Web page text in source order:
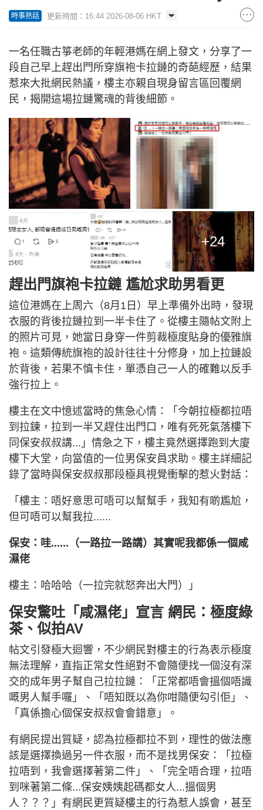
時事熱話 更新時間：16:44 2026-08-06 HKT
一名任職古箏老師的年輕港媽在網上發文，分享了一
段自己早上趕出門所穿旗袍卡拉鏈的奇葩經歷，結果
惹來大批網民熱議，樓主亦親自現身留言區回覆網
民，揭開這場拉鏈驚魂的背後細節。
+24
趕出門旗袍卡拉鏈 尷尬求助男看更
這位港媽在上周六（8月1日）早上準備外出時，發現
衣服的背後拉鏈拉到一半卡住了。從樓主隨帖文附上
的照片可見，她當日身穿一件剪裁極度貼身的優雅旗
袍。這類傳統旗袍的設計往往十分修身，加上拉鏈設
於背後，若果不慎卡住，單憑自己一人的確難以反手
強行拉上。
樓主在文中憶述當時的焦急心情：「今朝拉極都拉唔
到拉鍊，拉到一半又趕住出門口，唯有死死氣落樓下
同保安叔叔講...」情急之下，樓主竟然選擇跑到大廈
樓下大堂，向當值的一位男保安員求助。樓主詳細記
錄了當時與保安叔叔那段極具視覺衝擊的惹火對話：
「樓主：唔好意思可唔可以幫幫手，我知有啲尷尬，
但可唔可以幫我拉......
保安：哇......（一路拉一路講）其實呢我都係一個咸
濕佬
樓主：哈哈哈（一拉完就怒奔出大門）」
保安驚吐「咸濕佬」宣言 網民：極度綠
茶、似拍AV
帖文引發極大迴響，不少網民對樓主的行為表示極度
無法理解，直指正常女性絕對不會隨便找一個沒有深
交的成年男子幫自己拉拉鏈：「正常都唔會搵個唔識
嘅男人幫手囉」、「唔知既以為你咁隨便勾引佢」、
「真係擔心個保安叔叔會會錯意」。
有網民提出質疑，認為拉極都拉不到，理性的做法應
該是選擇換過另一件衣服，而不是找男保安：「拉極
拉唔到，我會選擇著第二件」、「完全唔合理，拉唔
到咪著第二條...保安姨姨起碼都女人...搵個男
人？？？」有網民更質疑樓主的行為惹人誤會，甚至